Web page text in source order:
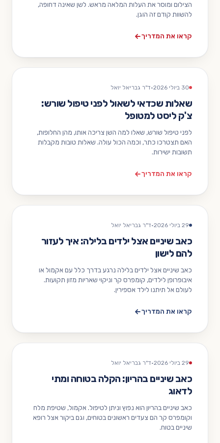
הצילום ומוסר את העלות המלאה מראש. לשן שאינה דחופה,
להשוות קודם זה הוגן.
קראו את המדריך
30 ביולי 2026 ·ד"ר גבריאל יואל
שאלות שכדאי לשאול לפני טיפול שורש:
צ'ק ליסט למטופל
לפני טיפול שורש, שאלו למה השן צריכה אותו, מהן החלופות,
האם תצטרכו כתר, וכמה הכול עולה. שאלות טובות מקבלות
תשובות ישירות.
קראו את המדריך
29 ביולי 2026 ·ד"ר גבריאל יואל
כאב שיניים אצל ילדים בלילה: איך לעזור
להם לישון
כאב שיניים אצל ילדים בלילה נרגע בדרך כלל עם אקמול או
איבופרופן לילדים, קומפרס קר וניקוי שאריות מזון תקועות.
לעולם אל תיתנו לילד אספירין.
קראו את המדריך
29 ביולי 2026 ·ד"ר גבריאל יואל
כאב שיניים בהריון: הקלה בטוחה ומתי
לדאוג
כאב שיניים בהריון הוא נפוץ וניתן לטיפול. אקמול, שטיפת מלח
וקומפרס קר הם צעדים ראשונים בטוחים, וגם ביקור אצל רופא
שיניים בטוח.